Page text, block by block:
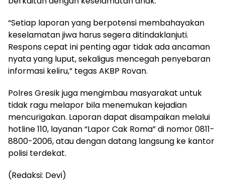
“Setiap laporan yang berpotensi membahayakan
keselamatan jiwa harus segera ditindaklanjuti.
Respons cepat ini penting agar tidak ada ancaman
nyata yang luput, sekaligus mencegah penyebaran
informasi keliru,” tegas AKBP Rovan.
Polres Gresik juga mengimbau masyarakat untuk
tidak ragu melapor bila menemukan kejadian
mencurigakan. Laporan dapat disampaikan melalui
hotline 110, layanan “Lapor Cak Roma” di nomor 0811-
8800-2006, atau dengan datang langsung ke kantor
polisi terdekat.
(Redaksi: Devi)